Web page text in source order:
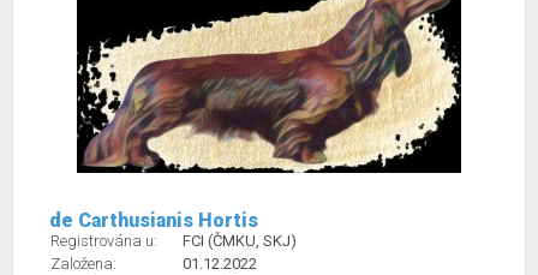
de Carthusianis Hortis
Registrována u:
FCI (ČMKU, SKJ)
Založena:
01.12.2022